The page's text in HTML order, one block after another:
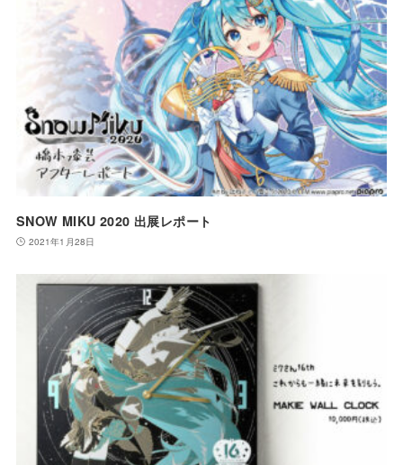
SNOW MIKU 2020 出展レポート
2021年1月28日